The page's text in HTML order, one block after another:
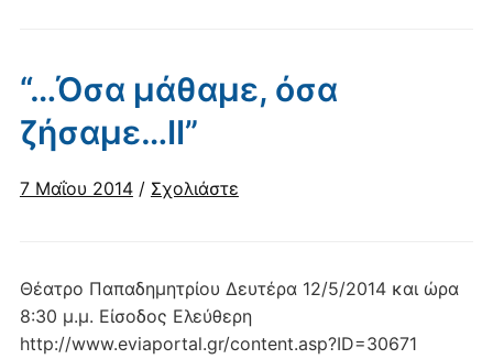
“…Όσα μάθαμε, όσα
ζήσαμε…ΙΙ”
7 Μαΐου 2014 / Σχολιάστε
Θέατρο Παπαδημητρίου Δευτέρα 12/5/2014 και ώρα
8:30 μ.μ. Είσοδος Ελεύθερη
http://www.eviaportal.gr/content.asp?ID=30671